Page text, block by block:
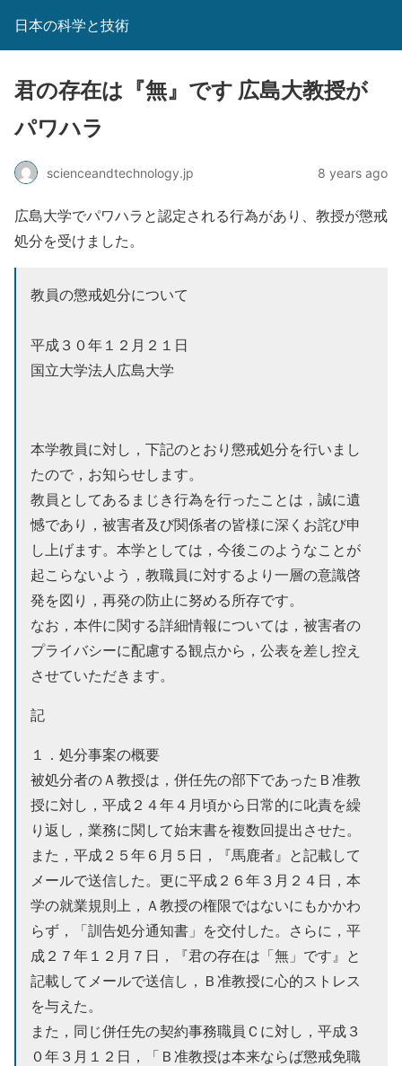
日本の科学と技術
君の存在は『無』です 広島大教授が
パワハラ
scienceandtechnology.jp 8 years ago
広島大学でパワハラと認定される行為があり、教授が懲戒
処分を受けました。
教員の懲戒処分について
平成３０年１２月２１日
国立大学法人広島大学
本学教員に対し，下記のとおり懲戒処分を行いまし
たので，お知らせします。
教員としてあるまじき行為を行ったことは，誠に遺
憾であり，被害者及び関係者の皆様に深くお詫び申
し上げます。本学としては，今後このようなことが
起こらないよう，教職員に対するより一層の意識啓
発を図り，再発の防止に努める所存です。
なお，本件に関する詳細情報については，被害者の
プライバシーに配慮する観点から，公表を差し控え
させていただきます。
記
１．処分事案の概要
被処分者のＡ教授は，併任先の部下であったＢ准教
授に対し，平成２４年４月頃から日常的に叱責を繰
り返し，業務に関して始末書を複数回提出させた。
また，平成２５年６月５日，『馬鹿者』と記載して
メールで送信した。更に平成２６年３月２４日，本
学の就業規則上，Ａ教授の権限ではないにもかかわ
らず，「訓告処分通知書」を交付した。さらに，平
成２７年１２月７日，『君の存在は「無」です』と
記載してメールで送信し，Ｂ准教授に心的ストレス
を与えた。
また，同じ併任先の契約事務職員Ｃに対し，平成３
０年３月１２日，「Ｂ准教授は本来ならば懲戒免職